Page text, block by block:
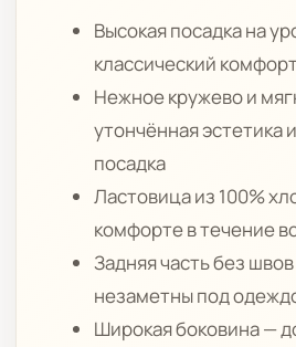
Высокая посадка на
классический
Нежное кружево и
утончённая эстетика
посадка
Ластовица из 100%
комфорте в течение
Задняя часть без
незаметны под
Широкая боковина —